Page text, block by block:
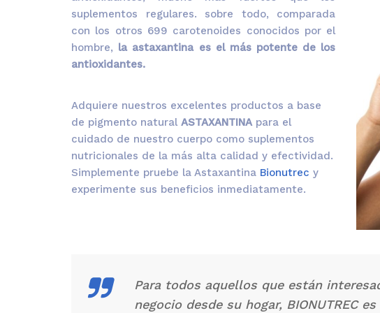
suplementos regulares. sobre todo, comparada
con los otros 699 carotenoides conocidos por el
hombre, la astaxantina es el más potente de los
antioxidantes.
Adquiere nuestros excelentes productos a base
de pigmento natural ASTAXANTINApara el
cuidado de nuestro cuerpo como suplementos
nutricionales de la más alta calidad y efectividad.
Simplemente pruebe la Astaxantina Bionutrec y
experimente sus beneficios inmediatamente.
Para todos aquellos que están
negocio desde su hogar, BIONUTREC